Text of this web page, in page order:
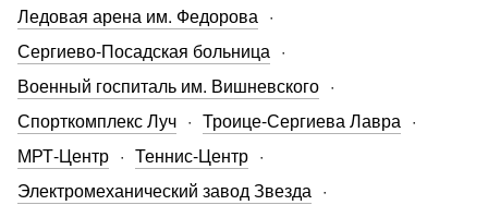
Ледовая арена им. Федорова
Сергиево-Посадская больница
Военный госпиталь им. Вишневского
Спорткомплекс Луч
Троице-Сергиева Лавра
МРТ-Центр
Теннис-Центр
Электромеханический завод Звезда